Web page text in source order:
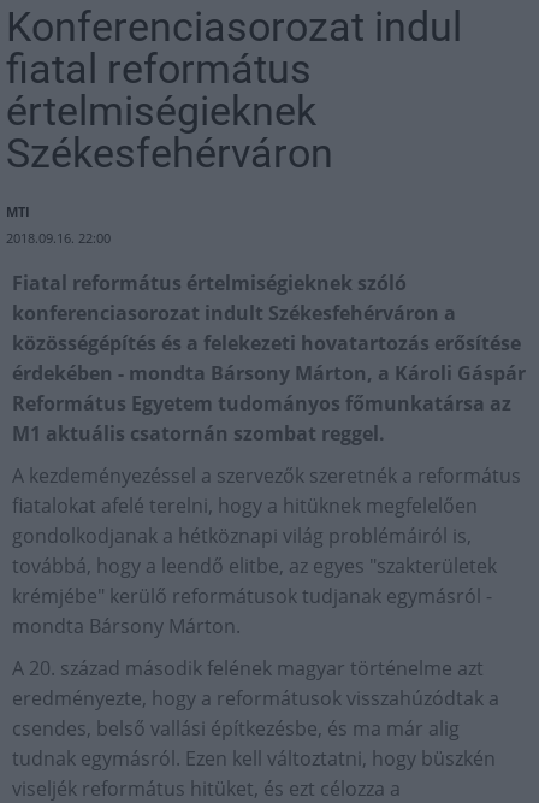
Konferenciasorozat indul
fiatal református
értelmiségieknek
Székesfehérváron
MTI
2018.09.16. 22:00
Fiatal református értelmiségieknek szóló
konferenciasorozat indult Székesfehérváron a
közösségépítés és a felekezeti hovatartozás erősítése
érdekében - mondta Bársony Márton, a Károli Gáspár
Református Egyetem tudományos főmunkatársa az
M1 aktuális csatornán szombat reggel.
A kezdeményezéssel a szervezők szeretnék a református
fiatalokat afelé terelni, hogy a hitüknek megfelelően
gondolkodjanak a hétköznapi világ problémáiról is,
továbbá, hogy a leendő elitbe, az egyes "szakterületek
krémjébe" kerülő reformátusok tudjanak egymásról -
mondta Bársony Márton.
A 20. század második felének magyar történelme azt
eredményezte, hogy a reformátusok visszahúzódtak a
csendes, belső vallási építkezésbe, és ma már alig
tudnak egymásról. Ezen kell változtatni, hogy büszkén
viseljék református hitüket, és ezt célozza a